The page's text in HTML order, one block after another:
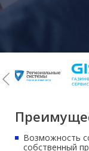
Возможность
собственный